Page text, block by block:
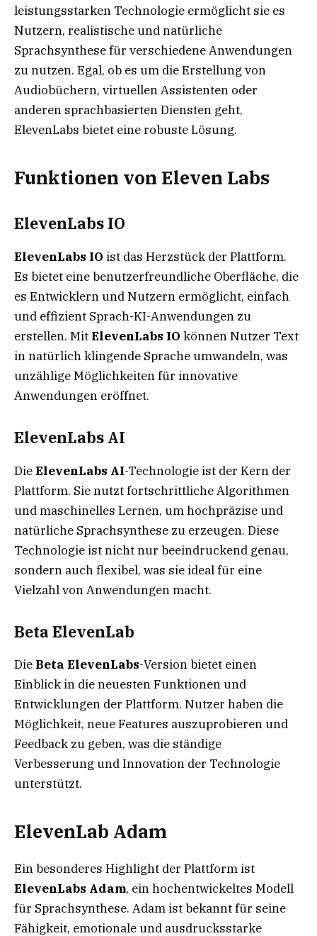
leistungsstarken Technologie ermöglicht sie es
Nutzern, realistische und natürliche
Sprachsynthese für verschiedene Anwendungen
zu nutzen. Egal, ob es um die Erstellung von
Audiobüchern, virtuellen Assistenten oder
anderen sprachbasierten Diensten geht,
ElevenLabs bietet eine robuste Lösung.
Funktionen von Eleven Labs
ElevenLabs IO
ElevenLabs IO ist das Herzstück der Plattform.
Es bietet eine benutzerfreundliche Oberfläche, die
es Entwicklern und Nutzern ermöglicht, einfach
und effizient Sprach-KI-Anwendungen zu
erstellen. MitElevenLabs IO können Nutzer Text
in natürlich klingende Sprache umwandeln, was
unzählige Möglichkeiten für innovative
Anwendungen eröffnet.
ElevenLabs AI
DieElevenLabs AI-Technologie ist der Kern der
Plattform. Sie nutzt fortschrittliche Algorithmen
und maschinelles Lernen, um hochpräzise und
natürliche Sprachsynthese zu erzeugen. Diese
Technologie ist nicht nur beeindruckend genau,
sondern auch flexibel, was sie ideal für eine
Vielzahl von Anwendungen macht.
Beta ElevenLab
Die Beta ElevenLabs-Version bietet einen
Einblick in die neuesten Funktionen und
Entwicklungen der Plattform. Nutzer haben die
Möglichkeit, neue Features auszuprobieren und
Feedback zu geben, was die ständige
Verbesserung und Innovation der Technologie
unterstützt.
ElevenLab Adam
Ein besonderes Highlight der Plattform ist
ElevenLabs Adam, ein hochentwickeltes Modell
für Sprachsynthese. Adam ist bekannt für seine
Fähigkeit, emotionale und ausdrucksstarke